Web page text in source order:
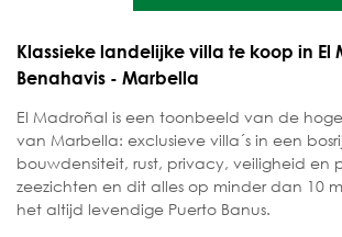
Klassieke landelijke villa te koop in El
Benahavis - Marbella
El Madroñal is een toonbeeld van de
van Marbella: exclusieve villa´s in een
bouwdensiteit, rust, privacy, veiligheid en
zeezichten en dit alles op minder dan 10
het altijd levendige Puerto Banus.